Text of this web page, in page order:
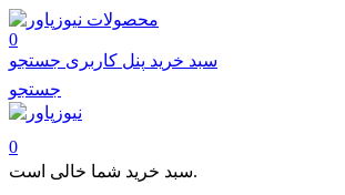
محصولات
0
سبد خرید پنل کاربری جستجو
جستجو
0
سبد خرید شما خالی است.